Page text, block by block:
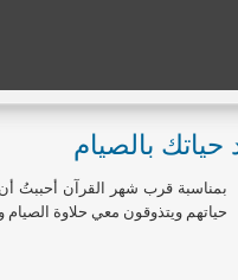
حياتك بالصيام
بمناسبة قرب شهر القرآن أحببتُ
حياتهم ويتذوقون معي حلاوة